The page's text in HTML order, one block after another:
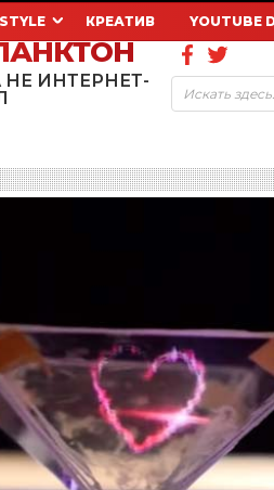
ИНТЕРНЕТ-
КРЕАТИВ YOUTUBE